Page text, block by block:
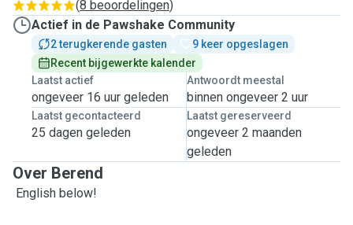
(8 beoordelingen)
Actief in de Pawshake Community
2 terugkerende gasten
9 keer opgeslagen
Recent bijgewerkte kalender
Laatst actief
ongeveer 16 uur geleden
Antwoordt meestal
binnen ongeveer 2 uur
Laatst gecontacteerd
25 dagen geleden
Laatst gereserveerd
ongeveer 2 maanden
geleden
Over Berend
English below!